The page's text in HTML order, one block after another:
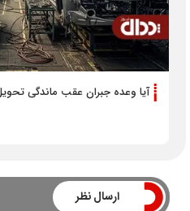
آیا وعده جبران عقب ماندگی
ارسال نظر